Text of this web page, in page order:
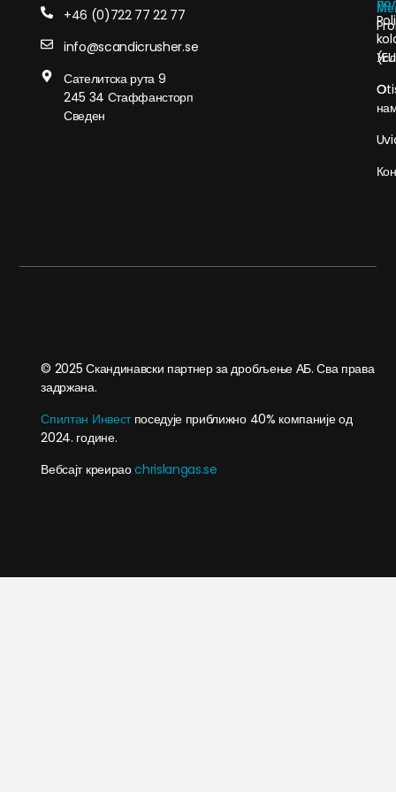
+46 (0)722 77 22 77
info@scandicrusher.se
Сателитска рута 9
245 34 Стаффансторп
Сведен
О
© 2025 Скандинавски партнер за дробљење АБ. Сва права
задржана.
Спилтан Инвестпоседује приближно 40% компаније од
2024. године.
Вебсајт креираоchrislangas.se